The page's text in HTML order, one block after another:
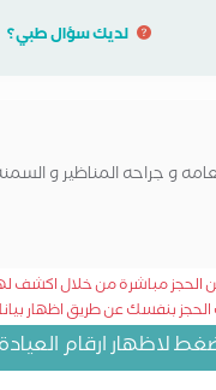
لديك سؤال طبي؟
و جراحه المناظير و
الحجز مباشرة من خلال اكشف
بنفسك عن طريق اظهار
لاظهار ارقام